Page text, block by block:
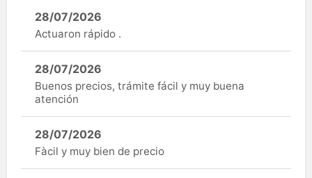
28/07/2026
Actuaron rápido .
28/07/2026
Buenos precios, trámite fácil y muy buena
atención
28/07/2026
Fàcil y muy bien de precio